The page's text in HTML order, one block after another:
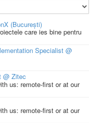
(București)
care ies bine pentru
Specialist @
@ Zitec
us: remote-first or at our
us: remote-first or at our